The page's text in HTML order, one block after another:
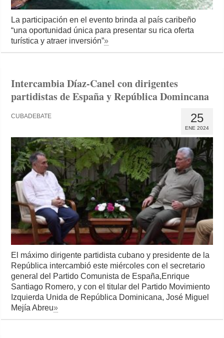
La participación en el evento brinda al país caribeño
“una oportunidad única para presentar su rica oferta
turística y atraer inversión”»
Intercambia Díaz-Canel con dirigentes
partidistas de España y República Domincana
25
ENE 2024
CUBADEBATE
El máximo dirigente partidista cubano y presidente de la
República intercambió este miércoles con el secretario
general del Partido Comunista de España,Enrique
Santiago Romero, y con el titular del Partido Movimiento
Izquierda Unida de República Dominicana, José Miguel
Mejía Abreu»